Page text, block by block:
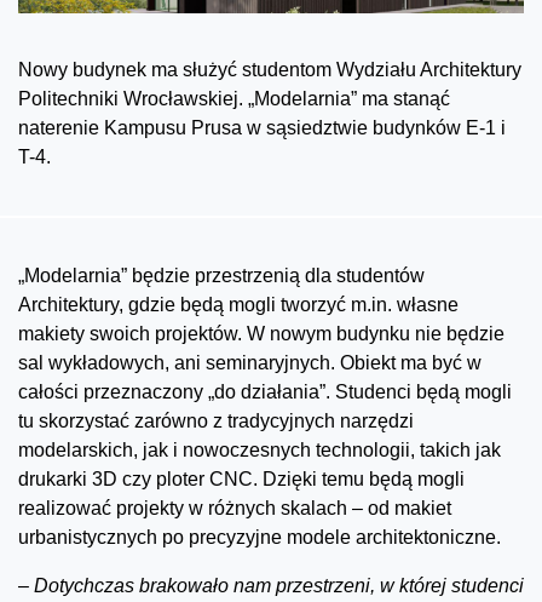
Nowy budynek ma służyć studentom Wydziału Architektury
Politechniki Wrocławskiej. „Modelarnia” ma stanąć
naterenie Kampusu Prusa w sąsiedztwie budynków E-1 i
T-4.
„Modelarnia” będzie przestrzenią dla studentów
Architektury, gdzie będą mogli tworzyć m.in. własne
makiety swoich projektów. W nowym budynku nie będzie
sal wykładowych, ani seminaryjnych. Obiekt ma być w
całości przeznaczony „do działania”. Studenci będą mogli
tu skorzystać zarówno z tradycyjnych narzędzi
modelarskich, jak i nowoczesnych technologii, takich jak
drukarki 3D czy ploter CNC. Dzięki temu będą mogli
realizować projekty w różnych skalach – od makiet
urbanistycznych po precyzyjne modele architektoniczne.
– Dotychczas brakowało nam przestrzeni, w której studenci